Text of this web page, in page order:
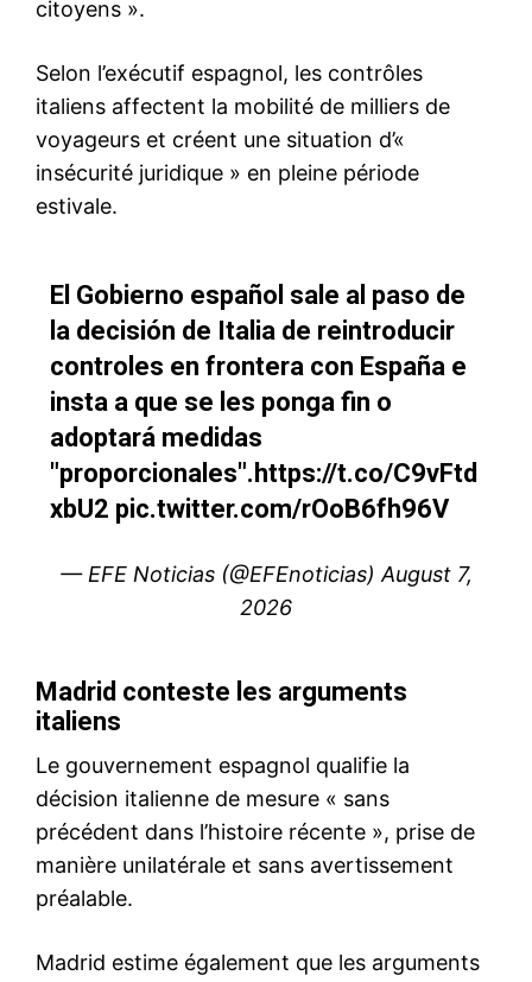
le1.ma
l'intelligence de
l'information